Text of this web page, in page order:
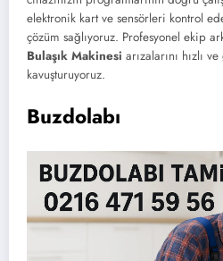
elektronik kart ve sensörleri kontrol
çözüm sağlıyoruz. Profesyonel ekip
Bulaşık Makinesi arızalarını hızlı
kavuşturuyoruz.
Buzdolabı